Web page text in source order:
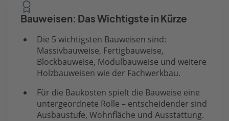
Bauweisen: Das Wichtigste in Kürze
Die 5 wichtigsten Bauweisen sind:
Massivbauweise, Fertigbauweise,
Blockbauweise, Modulbauweise und weitere
Holzbauweisen wie der Fachwerkbau.
Für die Baukosten spielt die Bauweise eine
untergeordnete Rolle – entscheidender sind
Ausbaustufe, Wohnfläche und Ausstattung.